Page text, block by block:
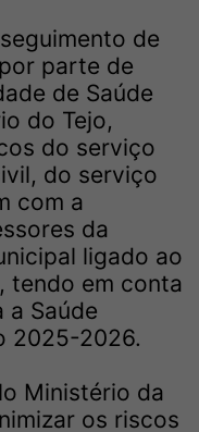
de
parte de
de Saúde
do Tejo,
do serviço
do serviço
com a
da
ligado ao
tendo em conta
a Saúde
2025-2026.
Ministério da
os riscos